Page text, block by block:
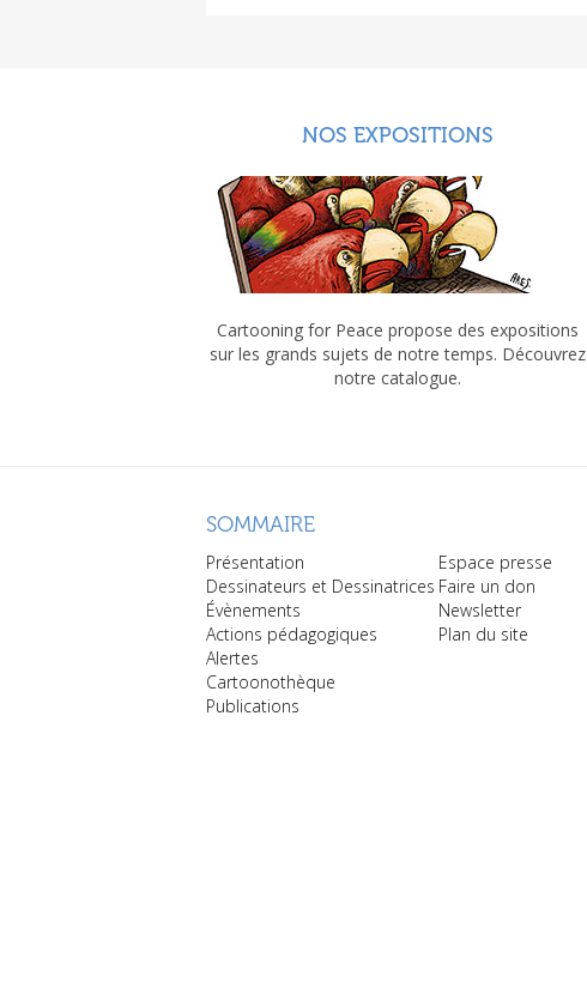
NOS EXPOSITIONS
Cartooning for Peace propose des expositions
sur les grands sujets de notre temps. Découvrez
notre catalogue.
SOMMAIRE
Présentation
Dessinateurs et Dessinatrices
Évènements
Actions pédagogiques
Alertes
Cartoonothèque
Publications
Espace presse
Faire un don
Newsletter
Plan du site